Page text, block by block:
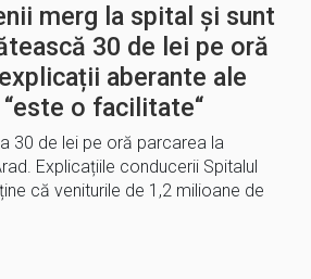
merg la spital și sunt
30 de lei pe oră
aberante ale
o facilitate“
30 de lei pe oră parcarea la
Explicațiile conducerii Spitalul
că veniturile de 1,2 milioane de